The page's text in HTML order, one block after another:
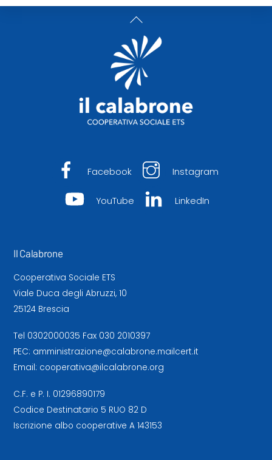
Back
To
Top
Facebook Instagram
YouTube LinkedIn
Il Calabrone
Cooperativa Sociale ETS
Viale Duca degli Abruzzi, 10
25124 Brescia
Tel 0302000035 Fax 030 2010397
PEC: amministrazione@calabrone.mailcert.it
Email: cooperativa@ilcalabrone.org
C.F. e P. I. 01296890179
Codice Destinatario 5 RUO 82 D
Iscrizione albo cooperative A 143153